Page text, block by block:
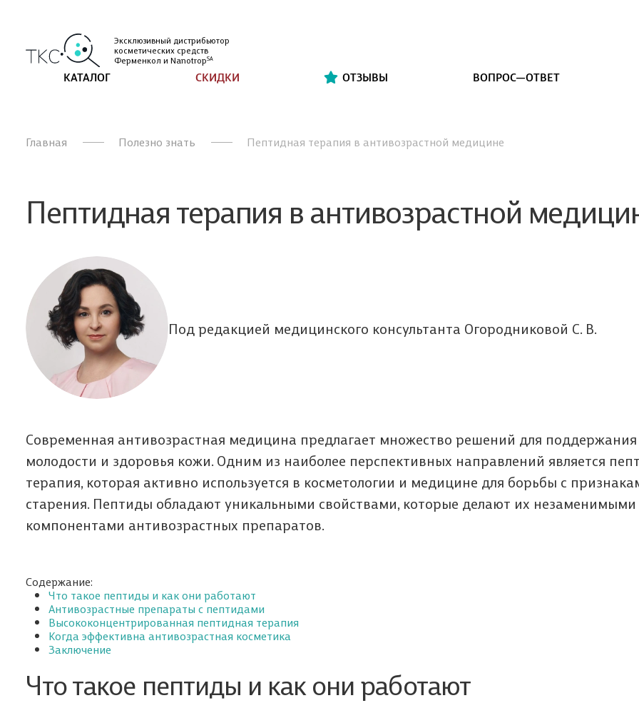
Эксклюзивный дистрибьютор
косметических средств
Ферменкол и NanotropSA
КАТАЛОГ СКИДКИ ОТЗЫВЫ ВОПРОС—ОТВЕТ
Главная Полезно знать Пептидная терапия в антивозрастной медицине
Пептидная терапия в антивозрастной
Под редакцией медицинского консультанта Огородниковой С. В.
Современная антивозрастная медицина предлагает множество решений для поддержания
молодости и здоровья кожи. Одним из наиболее перспективных направлений является
терапия, которая активно используется в косметологии и медицине для борьбы с
старения. Пептиды обладают уникальными свойствами, которые делают их незаменимыми
компонентами антивозрастных препаратов.
Содержание:
Что такое пептиды и как они работают
Антивозрастные препараты с пептидами
Высококонцентрированная пептидная терапия
Когда эффективна антивозрастная косметика
Заключение
Что такое пептиды и как они работают